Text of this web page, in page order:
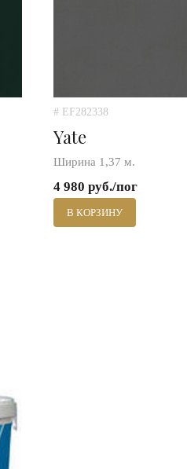
# EF282338
Yate
Ширина 1,37 м.
4 980 руб./пог
В КОРЗИНУ